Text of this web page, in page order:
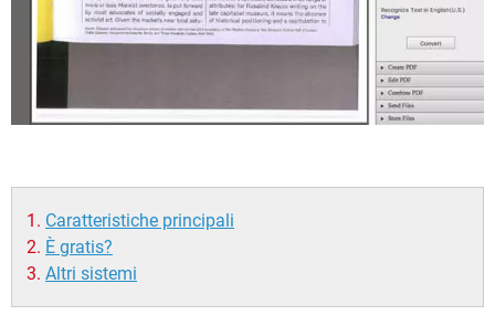
Caratteristiche principali
È gratis?
Altri sistemi